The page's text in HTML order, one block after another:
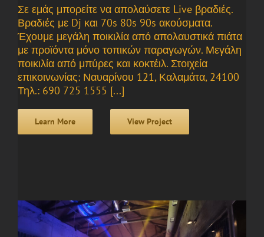
Σε εμάς μπορείτε να απολαύσετε Live βραδιές.
Βραδιές με Dj και 70s 80s 90s ακούσματα.
Έχουμε μεγάλη ποικιλία από απολαυστικά πιάτα
με προϊόντα μόνο τοπικών παραγωγών. Μεγάλη
ποικιλία από μπύρες και κοκτέιλ. Στοιχεία
επικοινωνίας: Ναυαρίνου 121, Καλαμάτα, 24100
Τηλ.: 690 725 1555 [...]
Learn More View Project